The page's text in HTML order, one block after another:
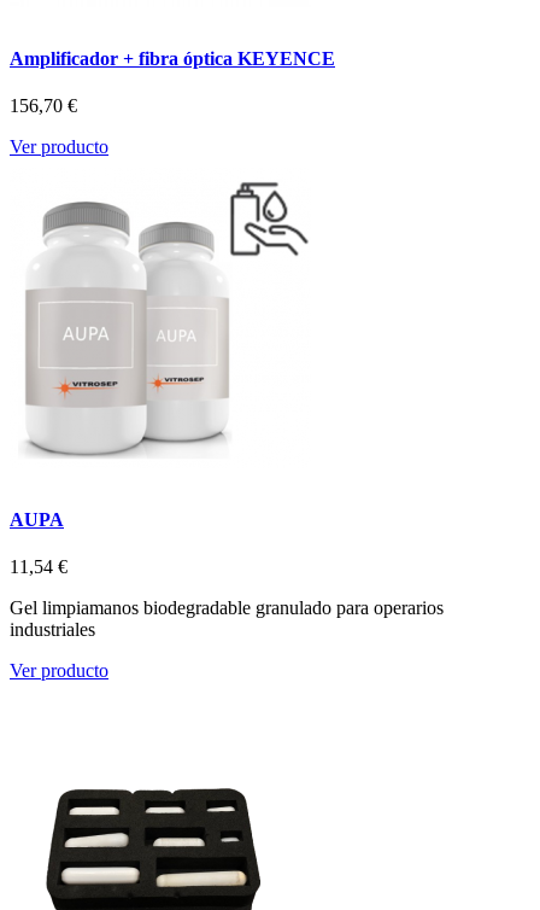
Amplificador + fibra óptica KEYENCE
156,70 €
Ver producto
AUPA
11,54 €
Gel limpiamanos biodegradable granulado para operarios
industriales
Ver producto